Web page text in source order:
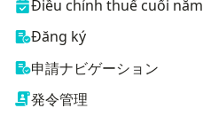
Điều chỉnh thuế cuối năm
Đăng ký
申請ナビゲーション
発令管理